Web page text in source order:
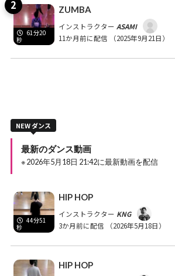
61分20
秒
ZUMBA
インストラクター ASAMI
11か月前に配信
（2025年9月21日）
NEW ダンス
最新のダンス動画
※ 2026年5月18日 21:42に最新動画を配信
44分51
秒
HIP HOP
インストラクター KNG
3か月前に配信
（2026年5月18日）
HIP HOP